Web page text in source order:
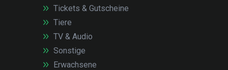
Tickets & Gutscheine
Tiere
TV & Audio
Sonstige
Erwachsene